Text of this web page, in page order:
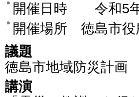
開催日時 令和5年
開催場所 徳島市役
議題
徳島市地域防災計画
講演